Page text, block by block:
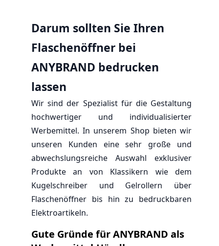
Darum sollten Sie Ihren
Flaschenöffner bei
ANYBRAND bedrucken
lassen
Wir sind der Spezialist für die Gestaltung
hochwertiger und individualisierter
Werbemittel. In unserem Shop bieten wir
unseren Kunden eine sehr große und
abwechslungsreiche Auswahl exklusiver
Produkte an von Klassikern wie dem
Kugelschreiber und Gelrollern über
Flaschenöffner bis hin zu bedruckbaren
Elektroartikeln.
Gute Gründe für ANYBRAND als